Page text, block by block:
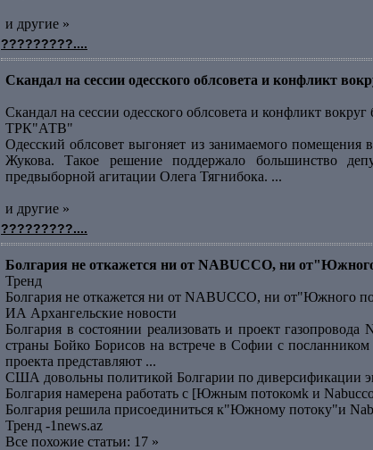
и другие »
?????????....
Скандал на сессии одесского облсовета и конфликт
Скандал на сессии одесского облсовета и конфликт вокруг
ТРК"АТВ"
Одесский облсовет выгоняет из занимаемого помещения
Жукова. Такое решение поддержало большинство
предвыборной агитации Олега Тягнибока. ...
и другие »
?????????....
Болгария не откажется ни от NABUCCO, ни
Тренд
Болгария не откажется ни от NABUCCO, ни от"Южного
ИА Архангельские новости
Болгария в состоянии реализовать и проект
страны Бойко Борисов на встрече в Софии с
проекта представляют ...
США довольны политикой Болгарии по диверсификации
Болгария намерена работать с [Южным потокомk и
Болгария решила присоединиться к"Южному потоку"и
Тренд -1news.az
Все похожие статьи: 17 »